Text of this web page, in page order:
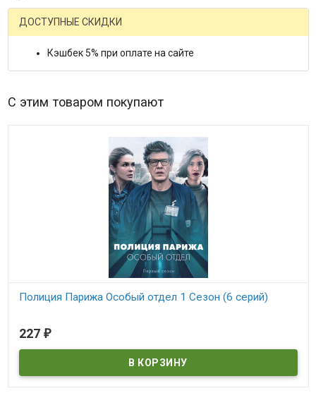
ДОСТУПНЫЕ СКИДКИ
Кэшбек 5% при оплате на сайте
С этим товаром покупают
Полиция Парижа Особый отдел 1 Сезон (6 серий)
227 ₽